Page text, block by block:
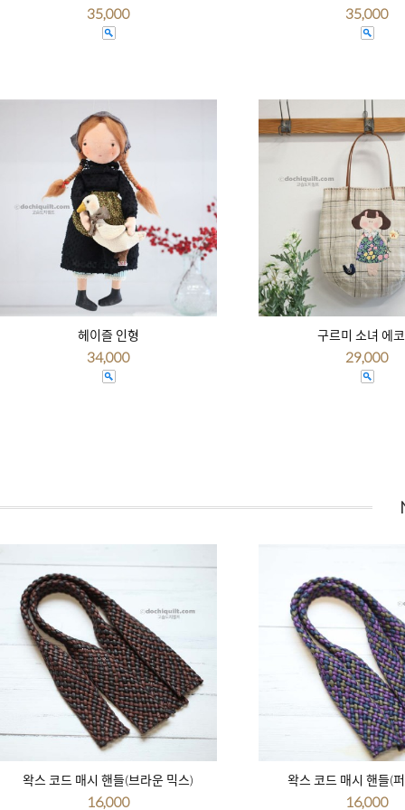
35,000 35,000
헤이즐 인형
34,000
구르미 소녀 에
29,000
왁스 코드 매시 핸들(브라운 믹스)
16,000
왁스 코드 매시 핸들(
16,000